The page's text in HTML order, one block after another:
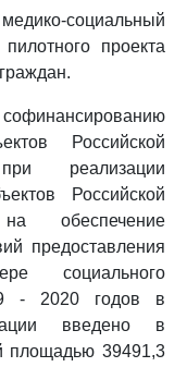
социальный
проекта
Российской
реализации
Российской
обеспечение
предоставления
социального
- 2020 годов в
введено в
площадью 39491,3